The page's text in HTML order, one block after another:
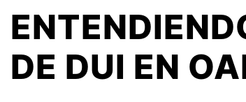
DE DUI EN